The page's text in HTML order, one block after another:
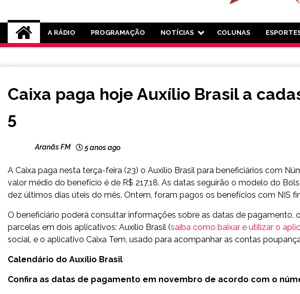
Rádio Aranãs 105.3
A RÁDIO PROGRAMAÇÃO NOTÍCIAS COLUNAS
NOTÍCIAS
Caixa paga hoje Auxílio Brasil a
5
Aranãs FM 5 anos ago
A Caixa paga nesta terça-feira (23) o Auxílio Brasil para beneficiários com
valor médio do benefício é de R$ 217,18. As datas seguirão o modelo do
dez últimos dias úteis do mês. Ontem, foram pagos os benefícios com NIS
O beneficiário poderá consultar informações sobre as datas de pagamento,
parcelas em dois aplicativos: Auxílio Brasil (saiba como baixar e utilizar o
social, e o aplicativo Caixa Tem, usado para acompanhar as contas
Calendário do Auxílio Brasil
Confira as datas de pagamento em novembro de acordo com o